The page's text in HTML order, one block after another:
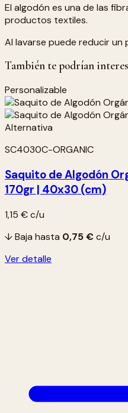
El algodón es una de las
productos textiles.
Al lavarse puede reducir un
También te podrían
Personalizable
SC4030C-ORGANIC
Saquito de Algodón
170gr | 40x30 (cm)
1,15 €c/u
↓ Baja hasta 0,75 €c/u
Ver detalle